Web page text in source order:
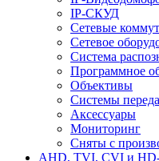
IP-СКУД
Сетевые
Сетевое
Система
Программное
Объективы
Системы
Аксессуары
Мониторинг
Сняты с
AHD, TVI, CVI и HD-